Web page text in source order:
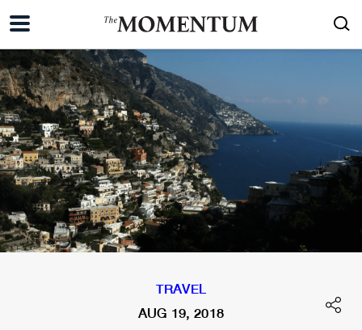
TRAVEL
AUG 19, 2018